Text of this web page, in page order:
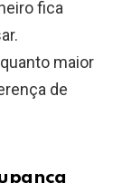
fica
quanto maior
de